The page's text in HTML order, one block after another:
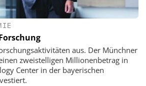
aus. Der Münchner
zweistelligen Millionenbetrag in
Center in der bayerischen